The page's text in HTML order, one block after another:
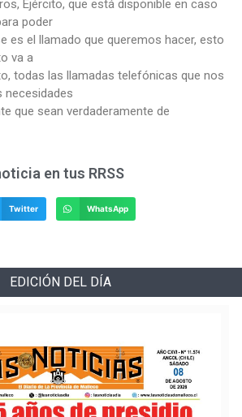
Ejército, que está disponible en caso
poder
es el llamado que queremos hacer, esto
va a
todas las llamadas telefónicas que nos
necesidades
que sean verdaderamente de
en tus RRSS
Twitter WhatsApp
EDICIÓN DEL DÍA